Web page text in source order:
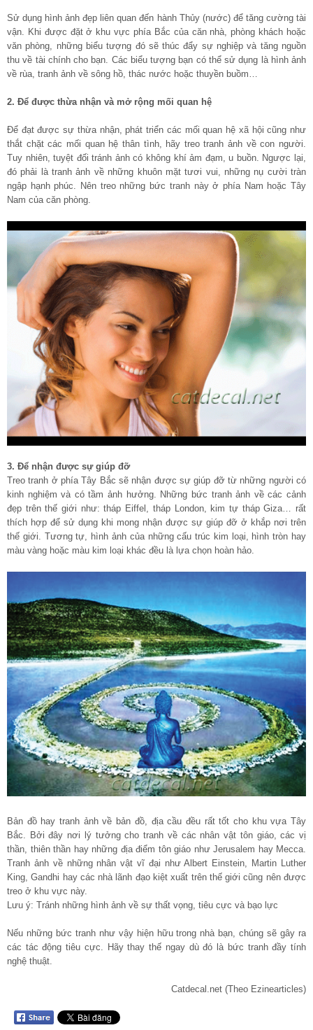
Sử dụng hình ảnh đẹp liên quan đến hành Thủy (nước) để tăng cường tài
vận. Khi được đặt ở khu vực phía Bắc của căn nhà, phòng khách hoặc
văn phòng, những biểu tượng đó sẽ thúc đẩy sự nghiệp và tăng nguồn
thu về tài chính cho bạn. Các biểu tượng bạn có thể sử dụng là hình ảnh
về rùa, tranh ảnh về sông hồ, thác nước hoặc thuyền buồm…
2. Để được thừa nhận và mở rộng mối quan hệ
Để đạt được sự thừa nhận, phát triển các mối quan hệ xã hội cũng như
thắt chặt các mối quan hệ thân tình, hãy treo tranh ảnh về con người.
Tuy nhiên, tuyệt đối tránh ảnh có không khí ảm đạm, u buồn. Ngược lại,
đó phải là tranh ảnh về những khuôn mặt tươi vui, những nụ cười tràn
ngập hạnh phúc. Nên treo những bức tranh này ở phía Nam hoặc Tây
Nam của căn phòng.
3. Để nhận được sự giúp đỡ
Treo tranh ở phía Tây Bắc sẽ nhận được sự giúp đỡ từ những người có
kinh nghiệm và có tầm ảnh hưởng. Những bức tranh ảnh về các cảnh
đẹp trên thế giới như: tháp Eiffel, tháp London, kim tự tháp Giza… rất
thích hợp để sử dụng khi mong nhận được sự giúp đỡ ở khắp nơi trên
thế giới. Tương tự, hình ảnh của những cấu trúc kim loại, hình tròn hay
màu vàng hoặc màu kim loại khác đều là lựa chọn hoàn hảo.
Bản đồ hay tranh ảnh về bản đồ, địa cầu đều rất tốt cho khu vựa Tây
Bắc. Bởi đây nơi lý tưởng cho tranh về các nhân vật tôn giáo, các vị
thần, thiên thần hay những địa điểm tôn giáo như Jerusalem hay Mecca.
Tranh ảnh về những nhân vật vĩ đại như Albert Einstein, Martin Luther
King, Gandhi hay các nhà lãnh đạo kiệt xuất trên thế giới cũng nên được
treo ở khu vực này.
Lưu ý: Tránh những hình ảnh về sự thất vọng, tiêu cực và bạo lực
Nếu những bức tranh như vậy hiện hữu trong nhà bạn, chúng sẽ gây ra
các tác động tiêu cực. Hãy thay thế ngay dù đó là bức tranh đầy tính
nghệ thuật.
Catdecal.net (Theo Ezinearticles)